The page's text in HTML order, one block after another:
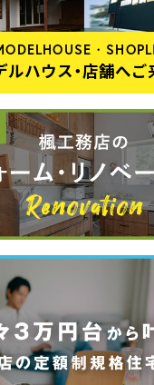
・
ハウス・店舗へご